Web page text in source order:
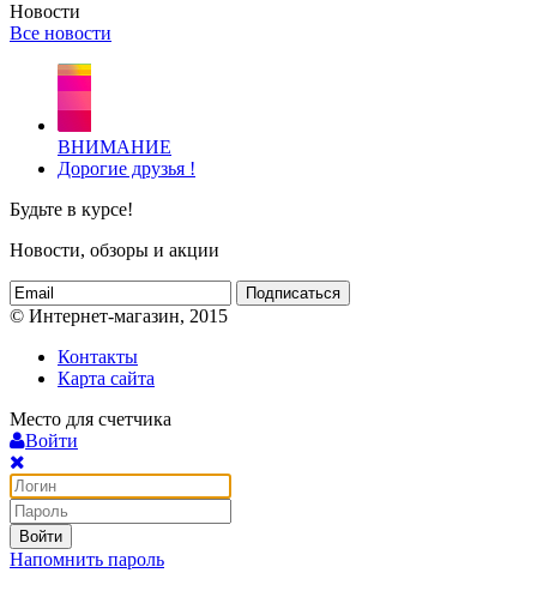
Новости
Все новости
ВНИМАНИЕ
Дорогие друзья !
Будьте в курсе!
Новости, обзоры и акции
Подписаться
© Интернет-магазин, 2015
Контакты
Карта сайта
Место для счетчика
Войти
Войти
Напомнить пароль